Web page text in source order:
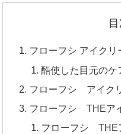
フローフシ アイク
酷使した目元のケ
フローフシ アイク
フローフシ THEア
フローフシ THE